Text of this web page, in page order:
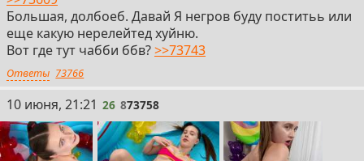
Большая, долбоеб. Давай Я негров буду поститьь или
еще какую нерелейтед хуйню.
Вот где тут чабби ббв?>>73743
Ответы 73766
26
10 июня, 21:21 26 873758